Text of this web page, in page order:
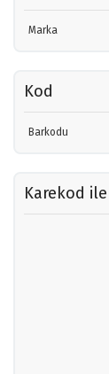
Marka
Kod
Barkodu
Karekod